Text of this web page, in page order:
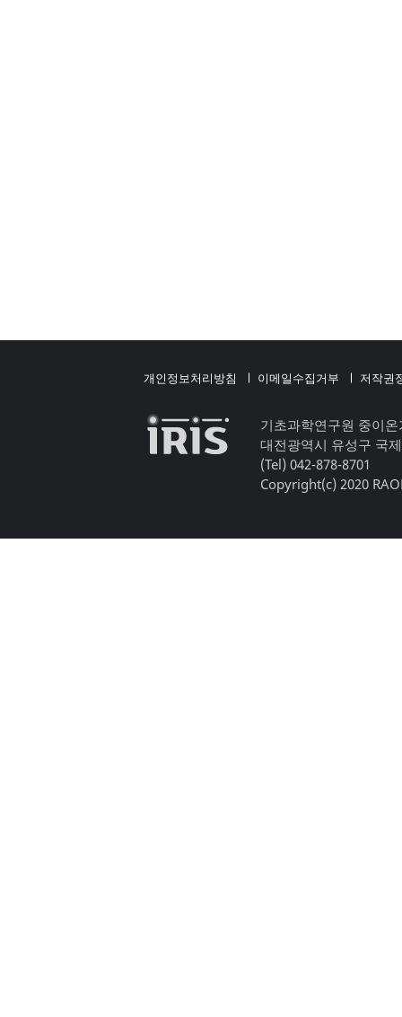
개인정보처리방침 이메일수집거부 저작권
기초과학연구원 중이
대전광역시 유성구 국
(Tel) 042-878-8701
Copyright(c) 2020